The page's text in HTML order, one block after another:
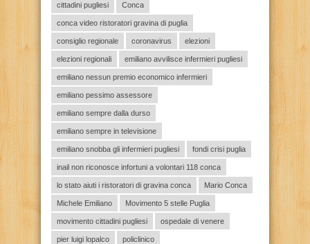
cittadini pugliesi Conca
conca video ristoratori gravina di puglia
consiglio regionale coronavirus elezioni
elezioni regionali emiliano avvilisce infermieri pugliesi
emiliano nessun premio economico infermieri
emiliano pessimo assessore
emiliano sempre dalla durso
emiliano sempre in televisione
emiliano snobba gli infermieri pugliesi fondi crisi puglia
inail non riconosce infortuni a volontari 118 conca
lo stato aiuti i ristoratori di gravina conca Mario Conca
Michele Emiliano Movimento 5 stelle Puglia
movimento cittadini pugliesi ospedale di venere
pier luigi lopalco policlinico